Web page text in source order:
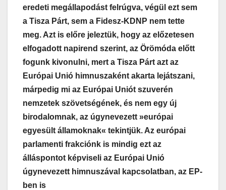
eredeti megállapodást felrúgva, végül ezt sem
a Tisza Párt, sem a Fidesz-KDNP nem tette
meg. Azt is előre jeleztük, hogy az előzetesen
elfogadott napirend szerint, az Örömóda előtt
fogunk kivonulni, mert a Tisza Párt azt az
Európai Unió himnuszaként akarta lejátszani,
márpedig mi az Európai Uniót szuverén
nemzetek szövetségének, és nem egy új
birodalomnak, az úgynevezett »európai
egyesült államoknak« tekintjük. Az európai
parlamenti frakciónk is mindig ezt az
álláspontot képviseli az Európai Unió
úgynevezett himnuszával kapcsolatban, az EP-
ben is